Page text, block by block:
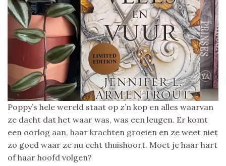
Poppy’s hele wereld staat op z’n kop en alles waarvan
ze dacht dat het waar was, was een leugen. Er komt
een oorlog aan, haar krachten groeien en ze weet niet
zo goed waar ze nu echt thuishoort. Moet je haar hart
of haar hoofd volgen?